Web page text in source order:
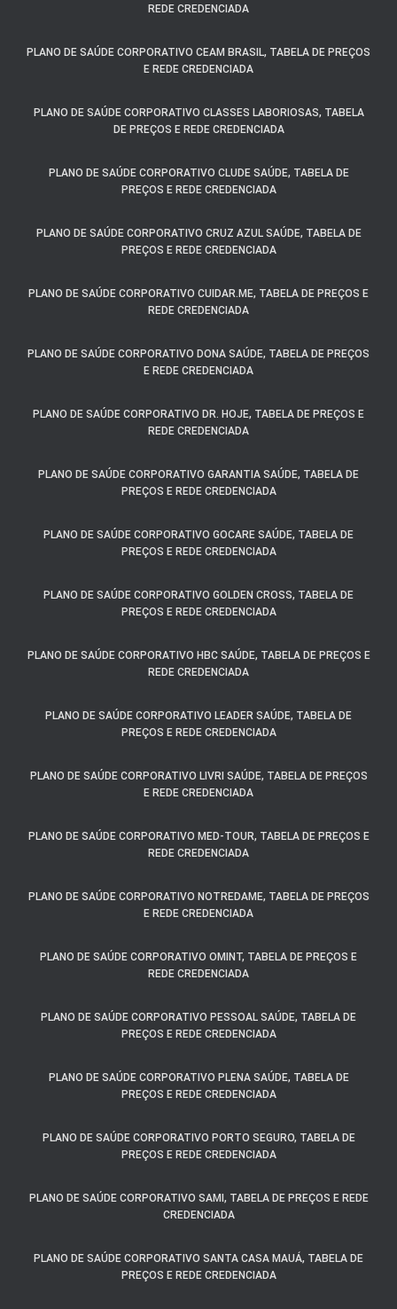
REDE CREDENCIADA
PLANO DE SAÚDE CORPORATIVO CEAM BRASIL, TABELA DE PREÇOS
E REDE CREDENCIADA
PLANO DE SAÚDE CORPORATIVO CLASSES LABORIOSAS, TABELA
DE PREÇOS E REDE CREDENCIADA
PLANO DE SAÚDE CORPORATIVO CLUDE SAÚDE, TABELA DE
PREÇOS E REDE CREDENCIADA
PLANO DE SAÚDE CORPORATIVO CRUZ AZUL SAÚDE, TABELA DE
PREÇOS E REDE CREDENCIADA
PLANO DE SAÚDE CORPORATIVO CUIDAR.ME, TABELA DE PREÇOS E
REDE CREDENCIADA
PLANO DE SAÚDE CORPORATIVO DONA SAÚDE, TABELA DE PREÇOS
E REDE CREDENCIADA
PLANO DE SAÚDE CORPORATIVO DR. HOJE, TABELA DE PREÇOS E
REDE CREDENCIADA
PLANO DE SAÚDE CORPORATIVO GARANTIA SAÚDE, TABELA DE
PREÇOS E REDE CREDENCIADA
PLANO DE SAÚDE CORPORATIVO GOCARE SAÚDE, TABELA DE
PREÇOS E REDE CREDENCIADA
PLANO DE SAÚDE CORPORATIVO GOLDEN CROSS, TABELA DE
PREÇOS E REDE CREDENCIADA
PLANO DE SAÚDE CORPORATIVO HBC SAÚDE, TABELA DE PREÇOS E
REDE CREDENCIADA
PLANO DE SAÚDE CORPORATIVO LEADER SAÚDE, TABELA DE
PREÇOS E REDE CREDENCIADA
PLANO DE SAÚDE CORPORATIVO LIVRI SAÚDE, TABELA DE PREÇOS
E REDE CREDENCIADA
PLANO DE SAÚDE CORPORATIVO MED-TOUR, TABELA DE PREÇOS E
REDE CREDENCIADA
PLANO DE SAÚDE CORPORATIVO NOTREDAME, TABELA DE PREÇOS
E REDE CREDENCIADA
PLANO DE SAÚDE CORPORATIVO OMINT, TABELA DE PREÇOS E
REDE CREDENCIADA
PLANO DE SAÚDE CORPORATIVO PESSOAL SAÚDE, TABELA DE
PREÇOS E REDE CREDENCIADA
PLANO DE SAÚDE CORPORATIVO PLENA SAÚDE, TABELA DE
PREÇOS E REDE CREDENCIADA
PLANO DE SAÚDE CORPORATIVO PORTO SEGURO, TABELA DE
PREÇOS E REDE CREDENCIADA
PLANO DE SAÚDE CORPORATIVO SAMI, TABELA DE PREÇOS E REDE
CREDENCIADA
PLANO DE SAÚDE CORPORATIVO SANTA CASA MAUÁ, TABELA DE
PREÇOS E REDE CREDENCIADA